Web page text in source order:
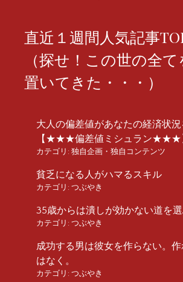
直近１週間人気記事
（探せ！この世の全
置いてきた・・・）
大人の偏差値があなたの経済状
【★★★偏差値ミシュラン★★★
カテゴリ: 独自企画・独自コンテンツ
貧乏になる人がハマるスキル
カテゴリ: つぶやき
35歳からは潰しが効かない道を
カテゴリ: つぶやき
成功する男は彼女を作らない。
はなく。
カテゴリ: つぶやき